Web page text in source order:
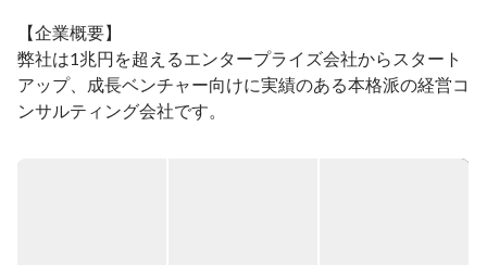
【企業概要】
弊社は1兆円を超えるエンタープライズ会社からスタート
アップ、成長ベンチャー向けに実績のある本格派の経営コ
ンサルティング会社です。
と、人・組織領域を中心としたコンサルティング事業を展